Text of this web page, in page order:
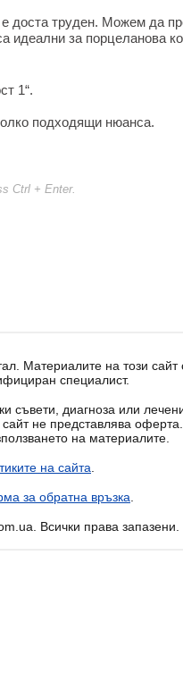
доста труден. Можем да
идеални за порцеланова
1“.
подходящи нюанса.
Ctrl + Enter.
Материалите на този
специалист.
съвети, диагноза или
не представлява
на материалите.
на сайта
за обратна връзка
Всички права запазени.